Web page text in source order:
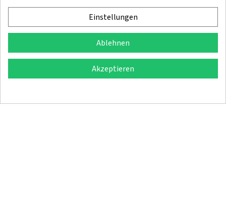
© 2025 SingleQuiver – Alle Rechte vorbehalten
Einstellungen
Ablehnen
Akzeptieren